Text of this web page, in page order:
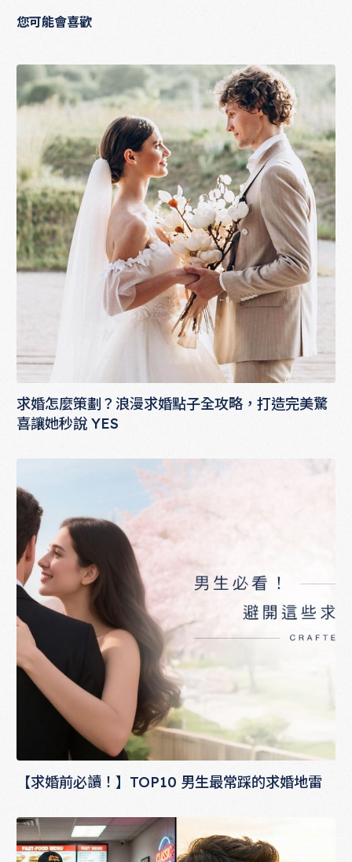
您可能會喜歡
求婚怎麼策劃？浪漫求婚點子全攻略，打造完美驚
喜讓她秒說 YES
【求婚前必讀！】TOP10 男生最常踩的求婚地雷